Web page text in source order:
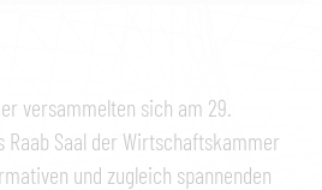
versammelten sich am 29.
Raab Saal der Wirtschaftskammer
und zugleich spannenden